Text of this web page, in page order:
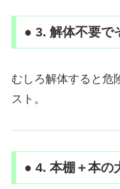
● 3. 解体不要で
むしろ解体すると危
スト。
● 4. 本棚＋本の